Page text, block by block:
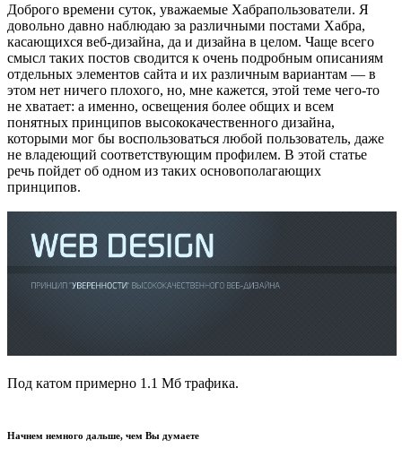
Доброго времени суток, уважаемые Хабрапользователи. Я
довольно давно наблюдаю за различными постами Хабра,
касающихся веб-дизайна, да и дизайна в целом. Чаще всего
смысл таких постов сводится к очень подробным описаниям
отдельных элементов сайта и их различным вариантам — в
этом нет ничего плохого, но, мне кажется, этой теме чего-то
не хватает: а именно, освещения более общих и всем
понятных принципов высококачественного дизайна,
которыми мог бы воспользоваться любой пользователь, даже
не владеющий соответствующим профилем. В этой статье
речь пойдет об одном из таких основополагающих
принципов.
Под катом примерно 1.1 Мб трафика.
Начнем немного дальше, чем Вы думаете